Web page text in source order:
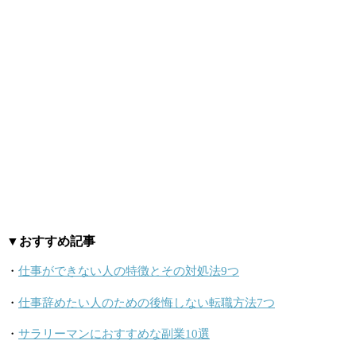
▼おすすめ記事
・ 仕事ができない人の特徴とその対処法9つ
・ 仕事辞めたい人のための後悔しない転職方法7つ
・ サラリーマンにおすすめな副業10選